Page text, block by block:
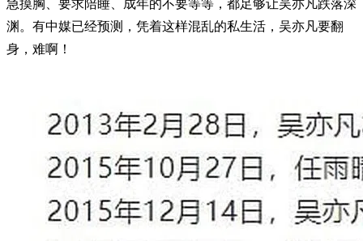
急摸胸、要求陪睡、成年的不要等等，都足够让吴亦凡跌落深
渊。有中媒已经预测，凭着这样混乱的私生活，吴亦凡要翻
身，难啊！